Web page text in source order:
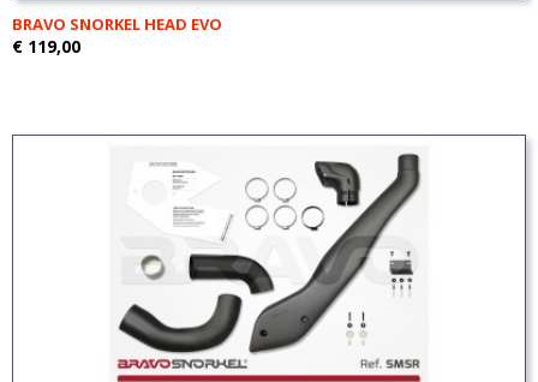
BRAVO SNORKEL HEAD EVO
€ 119,00